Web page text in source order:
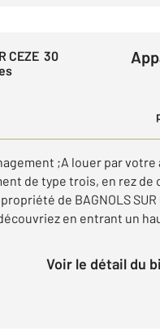
CEZE 30
;A louer par votre
de type trois, en rez de
de BAGNOLS SUR
en entrant un
Voir le détail du